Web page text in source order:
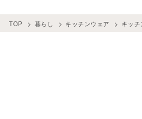
TOP 暮らし キッチンウェア キッ